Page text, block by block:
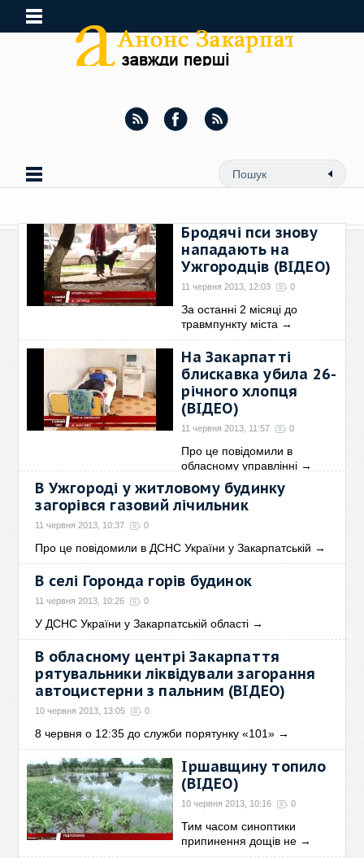
Бродячі пси знову
нападають на
Ужгородців (ВІДЕО)
11 червня 2013, 12:03 0
За останні 2 місяці до
травмпункту міста →
На Закарпатті
блискавка убила 26-
річного хлопця
(ВІДЕО)
11 червня 2013, 11:57 0
Про це повідомили в
обласному управлінні →
В Ужгороді у житловому будинку
загорівся газовий лічильник
11 червня 2013, 10:37 0
Про це повідомили в ДСНС України у Закарпатській →
В селі Горонда горів будинок
11 червня 2013, 10:26 0
У ДСНС України у Закарпатській області →
В обласному центрі Закарпаття
рятувальники ліквідували загорання
автоцистерни з пальним (ВІДЕО)
10 червня 2013, 13:05 0
8 червня о 12:35 до служби порятунку «101» →
Іршавщину топило
(ВІДЕО)
10 червня 2013, 10:16 0
Тим часом синоптики
припинення дощів не →